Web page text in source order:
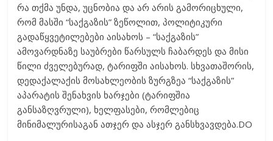
რა თქმა უნდა, უცნობია და არ არის გამორიცხული,
რომ მასში “საქგაზის” ზეწოლით, პოლიტიკური
გადაწყვეტილებები აისახოს – “საქგაზის”
ამოვარდნაზე საუბრები წარსულს ჩაბარდეს და მისი
წილი ძველებურად, ტარიფში აისახოს. სხვათაშორის,
დედაქალაქის მოსახლეობის ზურგზეა “საქგაზის”
აპარატის შენახვის ხარჯები (ტარიფშია
განსაზღვრული), ხელფასები, რომლებიც
მინიმალურისაგან ათჯერ და ასჯერ განსხვავდება.DO